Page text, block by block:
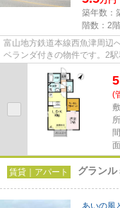
築年数：
階数：2
富山地方鉄道本線西魚津周辺
ベランダ付きの物件です。2
択できます。駐車場利用代金は
(
賃貸｜アパート グラン
あいの風